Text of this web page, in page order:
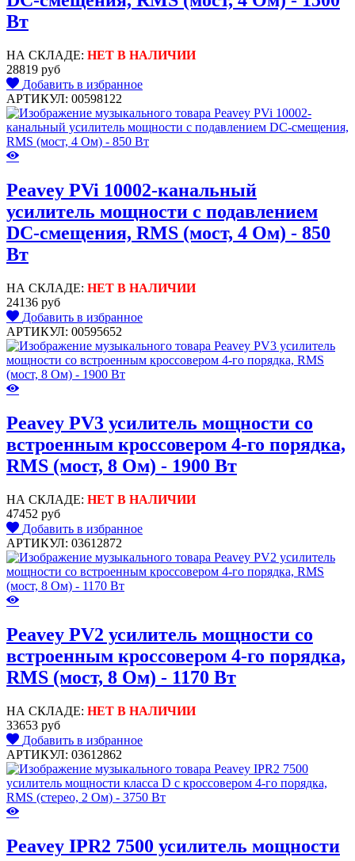
Вт
НА СКЛАДЕ: НЕТ В НАЛИЧИИ
28819 руб
Добавить в избранное
АРТИКУЛ: 00598122
Peavey PVi 10002-канальный
усилитель мощности с подавлением
DC-смещения, RMS (мост, 4 Ом) - 850
Вт
НА СКЛАДЕ: НЕТ В НАЛИЧИИ
24136 руб
Добавить в избранное
АРТИКУЛ: 00595652
Peavey PV3 усилитель мощности cо
встроенным кроссовером 4-го порядка,
RMS (мост, 8 Ом) - 1900 Вт
НА СКЛАДЕ: НЕТ В НАЛИЧИИ
47452 руб
Добавить в избранное
АРТИКУЛ: 03612872
Peavey PV2 усилитель мощности cо
встроенным кроссовером 4-го порядка,
RMS (мост, 8 Ом) - 1170 Вт
НА СКЛАДЕ: НЕТ В НАЛИЧИИ
33653 руб
Добавить в избранное
АРТИКУЛ: 03612862
Peavey IPR2 7500 усилитель мощности